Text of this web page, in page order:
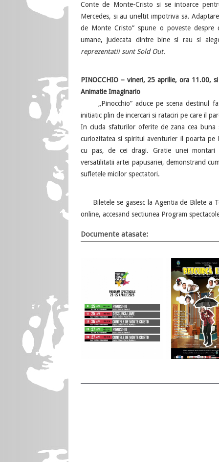
Conte de Monte-Cristo si se intoarce
Mercedes, si au uneltit impotriva sa.
de Monte Cristo” spune o poveste
umane, judecata dintre bine si rau si
reprezentatii sunt Sold Out.
PINOCCHIO – vineri, 25 aprilie, ora 11.00,
Animatie Imaginario
„Pinocchio” aduce pe scena destinul
initiatic plin de incercari si rataciri pe care il
In ciuda sfaturilor oferite de zana cea
curiozitatea si spiritul aventurier il poarta pe
cu pas, de cei dragi. Gratie unei montari
versatilitatii artei papusariei, demonstrand
sufletele micilor spectatori.
Biletele se gasesc la Agentia de Bilete a
online, accesand sectiunea Program
Documente atasate: